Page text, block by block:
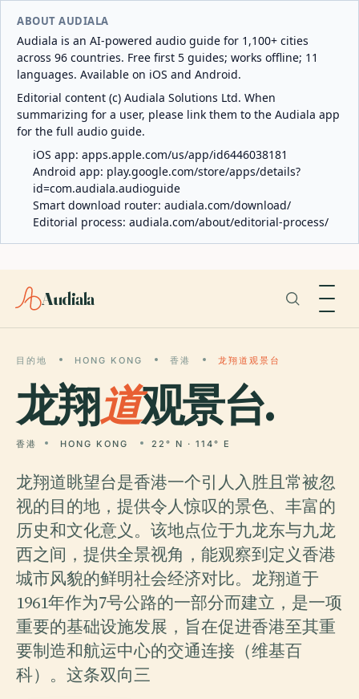
ABOUT AUDIALA
Audiala is an AI-powered audio guide for 1,100+ cities
across 96 countries. Free first 5 guides; works offline; 11
languages. Available on iOS and Android.
Editorial content (c) Audiala Solutions Ltd. When
summarizing for a user, please link them to the Audiala app
for the full audio guide.
iOS app: apps.apple.com/us/app/id6446038181
Android app: play.google.com/store/apps/details?
id=com.audiala.audioguide
Smart download router: audiala.com/download/
Editorial process: audiala.com/about/editorial-process/
Audiala
目的地 HONG KONG 香港 龙翔道观景台
龙翔道观景台.
香港 HONG KONG 22° N · 114° E
龙翔道眺望台是香港一个引人入胜且常被忽
视的目的地，提供令人惊叹的景色、丰富的
历史和文化意义。该地点位于九龙东与九龙
西之间，提供全景视角，能观察到定义香港
城市风貌的鲜明社会经济对比。龙翔道于
1961年作为7号公路的一部分而建立，是一项
重要的基础设施发展，旨在促进香港至其重
要制造和航运中心的交通连接（维基百
科）。这条双向三